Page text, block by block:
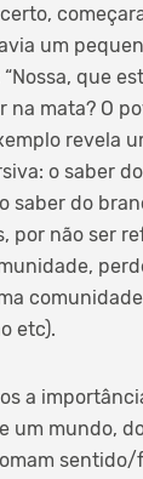
um
que
na mata? O
revela
o saber
saber do
por não ser
etc).
a
um mundo,
sentido/